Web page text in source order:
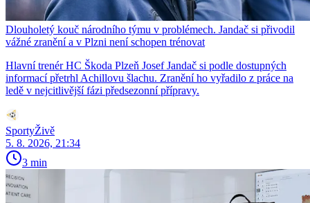
Dlouholetý kouč národního týmu v problémech. Jandač si přivodil
vážné zranění a v Plzni není schopen trénovat
Hlavní trenér HC Škoda Plzeň Josef Jandač si podle dostupných
informací přetrhl Achillovu šlachu. Zranění ho vyřadilo z práce na
ledě v nejcitlivější fázi předsezonní přípravy.
SportyŽivě
5. 8. 2026, 21:34
3 min